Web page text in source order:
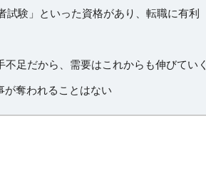
試験」といった資格があり、転職に有利
足だから、需要はこれからも伸びていく
が奪われることはない